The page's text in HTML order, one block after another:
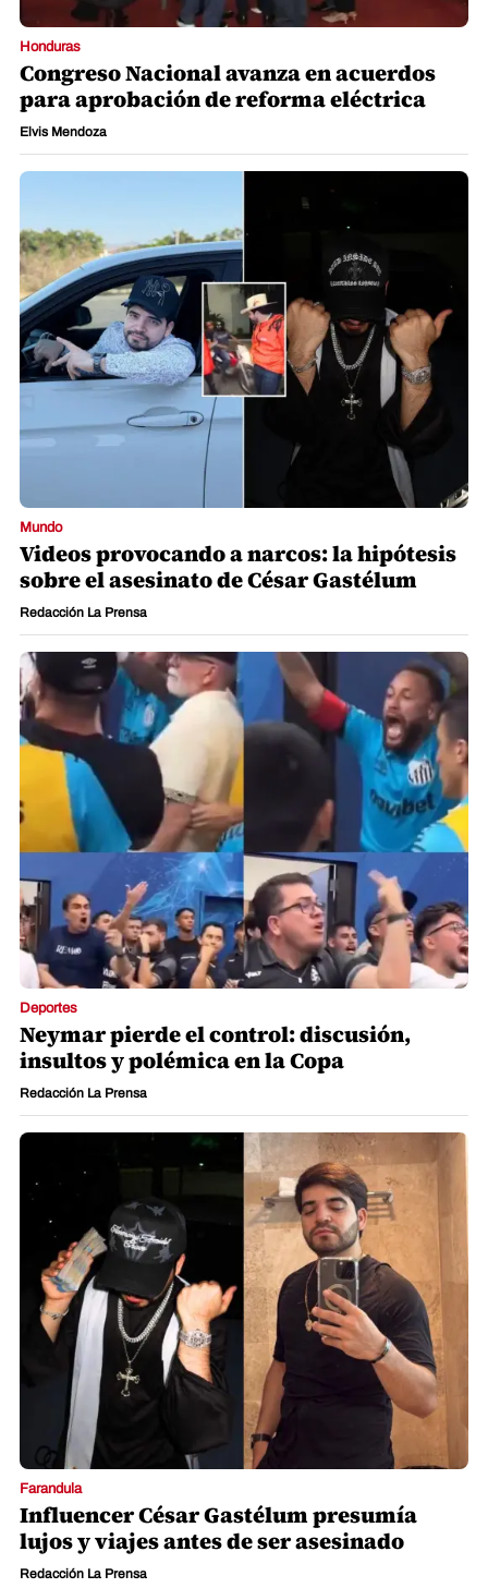
Honduras
Congreso Nacional avanza en acuerdos
para aprobación de reforma eléctrica
Elvis Mendoza
Mundo
Videos provocando a narcos: la hipótesis
sobre el asesinato de César Gastélum
Redacción La Prensa
Deportes
Neymar pierde el control: discusión,
insultos y polémica en la Copa
Redacción La Prensa
Farandula
Influencer César Gastélum presumía
lujos y viajes antes de ser asesinado
Redacción La Prensa